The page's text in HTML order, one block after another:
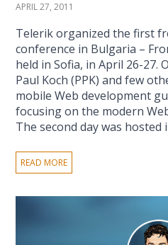
APRIL 27, 2011
Telerik organized the first
conference in Bulgaria –
held in Sofia, in April 26-27.
Paul Koch (PPK) and few
mobile Web development
focusing on the modern
The second day was hosted
READ MORE